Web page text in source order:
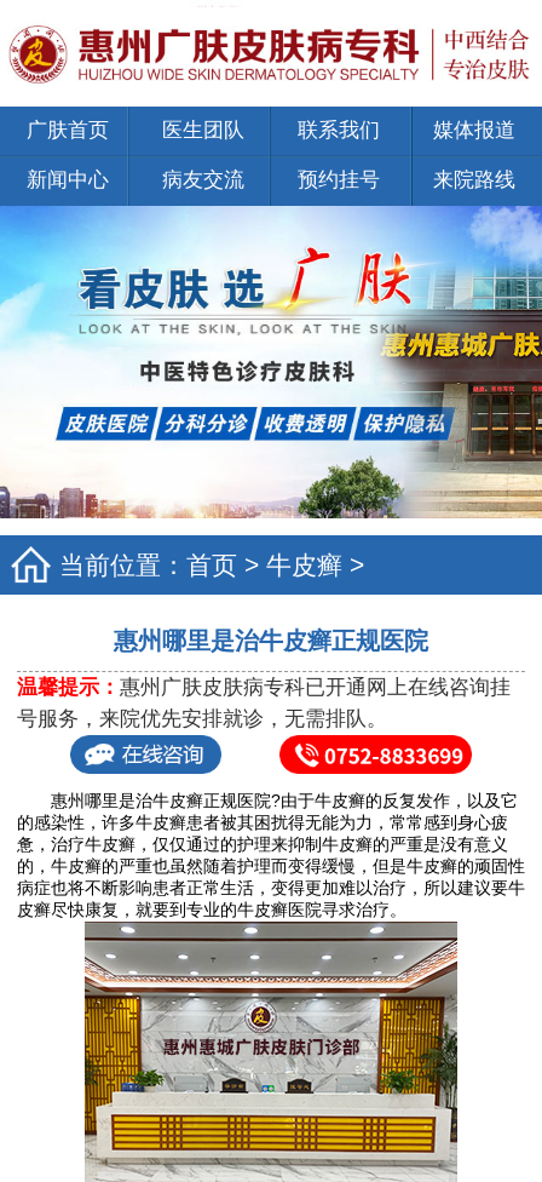
广肤首页 医生团队 联系我们 媒体报道
新闻中心 病友交流 预约挂号 来院路线
当前位置： 首页 > 牛皮癣 >
惠州哪里是治牛皮癣正规医院
温馨提示： 惠州广肤皮肤病专科已开通网上在线咨询挂
号服务，来院优先安排就诊，无需排队。
惠州哪里是治牛皮癣正规医院?由于牛皮癣的反复发作，以及它
的感染性，许多牛皮癣患者被其困扰得无能为力，常常感到身心疲
惫，治疗牛皮癣，仅仅通过的护理来抑制牛皮癣的严重是没有意义
的，牛皮癣的严重也虽然随着护理而变得缓慢，但是牛皮癣的顽固性
病症也将不断影响患者正常生活，变得更加难以治疗，所以建议要牛
皮癣尽快康复，就要到专业的牛皮癣医院寻求治疗。